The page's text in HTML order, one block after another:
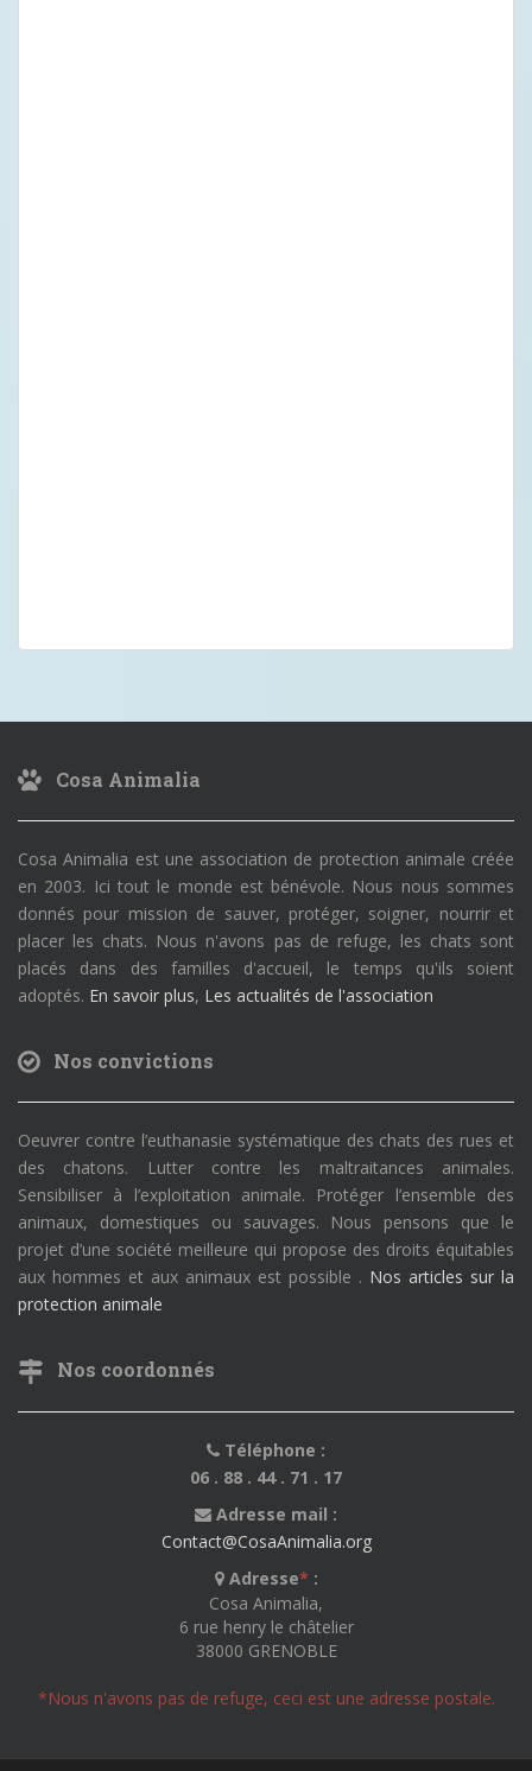
Cosa Animalia
Cosa Animalia est une association de protection animale créée
en 2003. Ici tout le monde est bénévole. Nous nous sommes
donnés pour mission de sauver, protéger, soigner, nourrir et
placer les chats. Nous n'avons pas de refuge, les chats sont
placés dans des familles d'accueil, le temps qu'ils soient
adoptés. En savoir plus, Les actualités de l'association
Nos convictions
Oeuvrer contre l’euthanasie systématique des chats des rues et
des chatons. Lutter contre les maltraitances animales.
Sensibiliser à l’exploitation animale. Protéger l’ensemble des
animaux, domestiques ou sauvages. Nous pensons que le
projet d’une société meilleure qui propose des droits équitables
aux hommes et aux animaux est possible . Nos articles sur la
protection animale
Nos coordonnés
Téléphone :
06 . 88 . 44 . 71 . 17
Adresse mail :
Contact@CosaAnimalia.org
Adresse* :
Cosa Animalia,
6 rue henry le châtelier
38000 GRENOBLE
*Nous n'avons pas de refuge, ceci est une adresse postale.